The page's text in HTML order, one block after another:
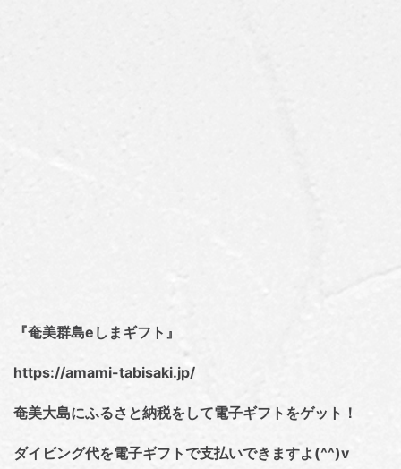
『奄美群島eしまギフト』
https://amami-tabisaki.jp/
奄美大島にふるさと納税をして電子ギフトをゲット！
ダイビング代を電子ギフトで支払いできますよ(^^)v